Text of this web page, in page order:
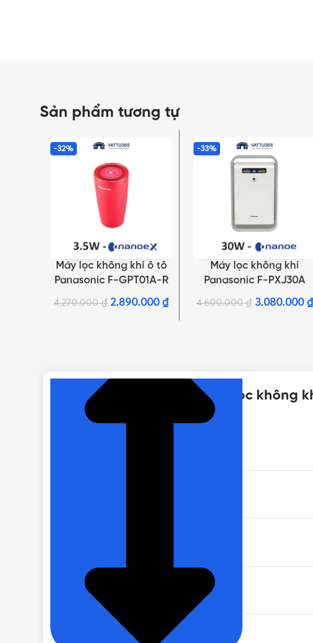
Sản phẩm tương tự
-32%
THÊM VÀO GIỎ HÀNG
Máy lọc không khí ô tô
Panasonic F-GPT01A-R
Màu Đỏ
4.270.000₫ 2.890.000 ₫
-33%
THÊM VÀO GIỎ HÀNG
Máy lọc không khí
Panasonic F-PXJ30A
4.600.000₫ 3.080.000 ₫
Thông số kỹ thuật của Máy lọc không
ĐỘ ỒN
CÔNG NGHỆ LỌC